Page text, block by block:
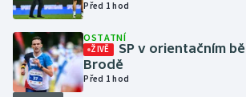
Lezení
Lyže a snowboard
Moderní pětiboj
Před 1 hod
OSTATNÍ
ŽIVĚ
SP v orientačním
Brodě
Před 1 hod